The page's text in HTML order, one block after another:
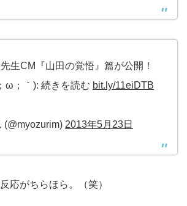
生CM『山田の覚悟』篇が公開！
ω；｀): 続きを読む bit.ly/11eiDTB
2013年5月23日
応がちらほら。（笑）